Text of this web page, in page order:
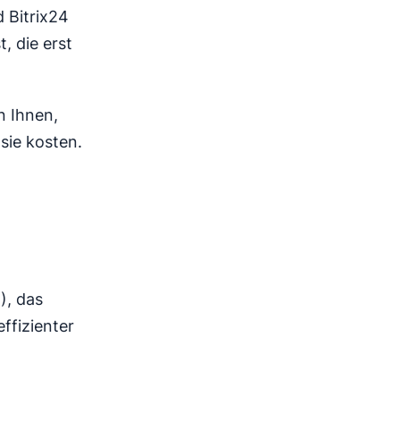
Bitrix24
die erst
Ihnen,
kosten.
das